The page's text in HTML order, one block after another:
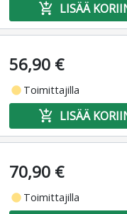
add_shopping_cart LISÄÄ
56,90 €
fiber_manual_record Toimittajilla
add_shopping_cart LISÄÄ
70,90 €
fiber_manual_record Toimittajilla